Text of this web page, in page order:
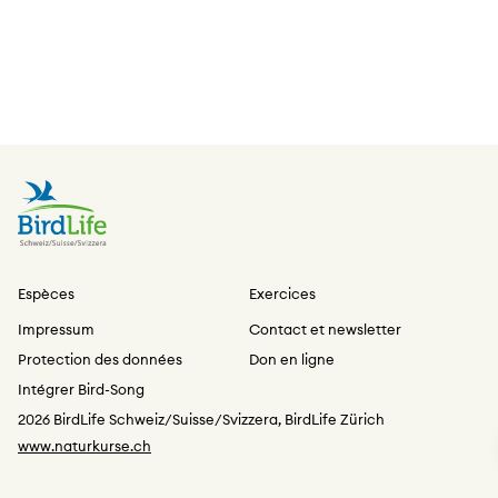
Espèces
Exercices
Impressum
Contact et newsletter
Protection des données
Don en ligne
Intégrer Bird-Song
2026 BirdLife Schweiz/Suisse/Svizzera, BirdLife Zürich
www.naturkurse.ch